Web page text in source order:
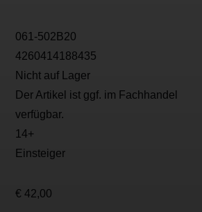
061-502B20
4260414188435
Nicht auf Lager
Der Artikel ist ggf. im Fachhandel
verfügbar.
14+
Einsteiger
€ 42,00